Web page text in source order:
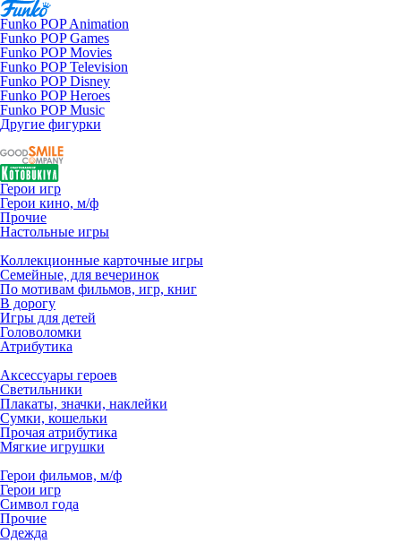
Funko POP Animation
Funko POP Games
Funko POP Movies
Funko POP Television
Funko POP Disney
Funko POP Heroes
Funko POP Music
Другие фигурки
Герои игр
Герои кино, м/ф
Прочие
Настольные игры
Коллекционные карточные игры
Семейные, для вечеринок
По мотивам фильмов, игр, книг
В дорогу
Игры для детей
Головоломки
Атрибутика
Аксессуары героев
Светильники
Плакаты, значки, наклейки
Сумки, кошельки
Прочая атрибутика
Мягкие игрушки
Герои фильмов, м/ф
Герои игр
Символ года
Прочие
Одежда